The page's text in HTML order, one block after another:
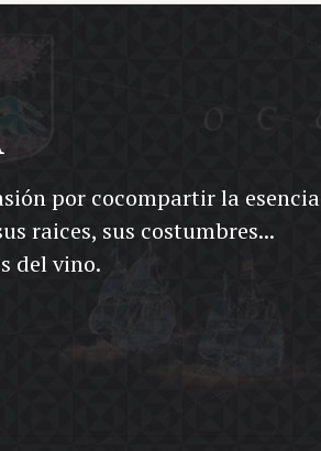
por cocompartir la esencia
raices, sus costumbres...
del vino.